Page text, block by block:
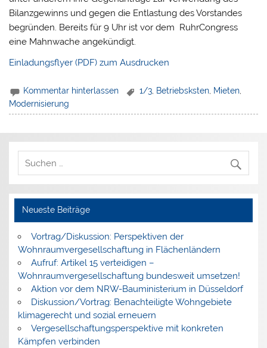
Bilanzgewinns und gegen die Entlastung des Vorstandes
begründen. Bereits für 9 Uhr ist vor dem RuhrCongress
eine Mahnwache angekündigt.
Einladungsflyer (PDF) zum Ausdrucken
Kommentar hinterlassen 1/3 Betriebsksten Mieten
Modernisierung
Neueste Beiträge
Vortrag/Diskussion: Perspektiven der
Wohnraumvergesellschaftung in Flächenländern
Aufruf: Artikel 15 verteidigen –
Wohnraumvergesellschaftung bundesweit umsetzen!
Aktion vor dem NRW-Bauministerium in Düsseldorf
Diskussion/Vortrag: Benachteiligte Wohngebiete
klimagerecht und sozial erneuern
Vergesellschaftungsperspektive mit konkreten
Kämpfen verbinden